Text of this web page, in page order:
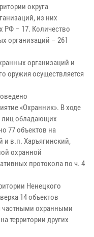
округа
из них
РФ – 17. Количество
организаций – 261
организаций и
оружия осуществляется
«Охранник». В ходе
лиц обладающих
77 объектов на
и в.п. Харъягинский,
охранной
протокола по ч. 4
Ненецкого
14 объектов
частными охранными
территории других